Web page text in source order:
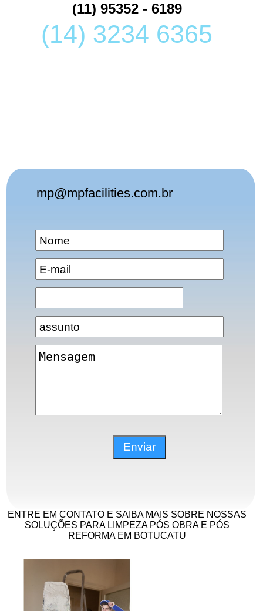
(11) 95352 - 6189
(14) 3234 6365
mp@mpfacilities.com.br
ENTRE EM CONTATO E SAIBA MAIS SOBRE NOSSAS
SOLUÇÕES PARA LIMPEZA PÓS OBRA E PÓS
REFORMA EM BOTUCATU